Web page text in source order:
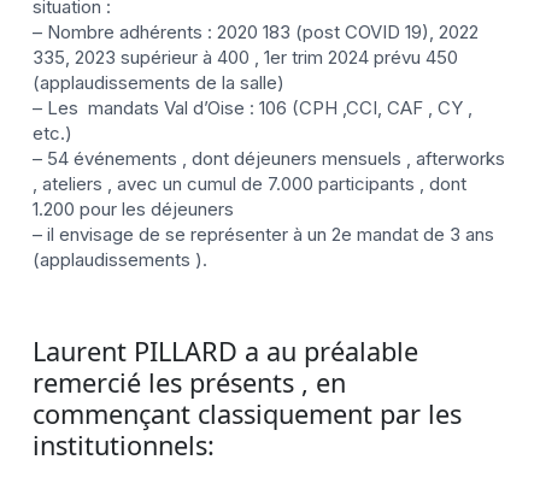
situation :
– Nombre adhérents : 2020 183 (post COVID 19), 2022
335, 2023 supérieur à 400 , 1er trim 2024 prévu 450
(applaudissements de la salle)
– Les mandats Val d’Oise : 106 (CPH ,CCI, CAF , CY ,
etc.)
– 54 événements , dont déjeuners mensuels , afterworks
, ateliers , avec un cumul de 7.000 participants , dont
1.200 pour les déjeuners
– il envisage de se représenter à un 2e mandat de 3 ans
(applaudissements ).
Laurent PILLARD a au préalable
remercié les présents , en
commençant classiquement par les
institutionnels: